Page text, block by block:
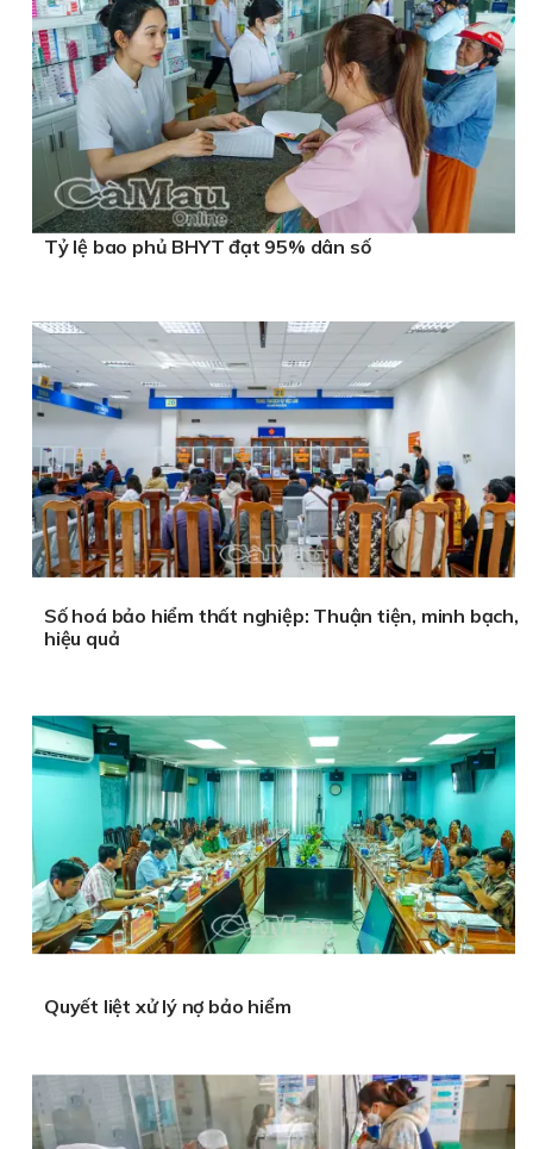
Tỷ lệ bao phủ BHYT đạt 95% dân số
Số hoá bảo hiểm thất nghiệp: Thuận tiện, minh bạch,
hiệu quả
Quyết liệt xử lý nợ bảo hiểm